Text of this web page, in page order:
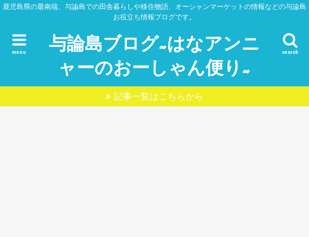
鹿児島県の最南端、与論島での田舎暮らしや移住物語、オーシャンマーケットの情報などの与論島
お役立ち情報ブログです。
与論島ブログ~はなアンニ
ャーのおーしゃん便り~
search
menu
記事一覧はこちらから